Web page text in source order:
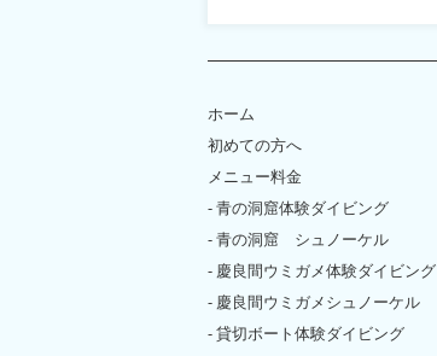
ホーム
初めての方へ
メニュー料金
- 青の洞窟体験ダイビング
- 青の洞窟 シュノーケル
- 慶良間ウミガメ体験ダイビング
- 慶良間ウミガメシュノーケル
- 貸切ボート体験ダイビング